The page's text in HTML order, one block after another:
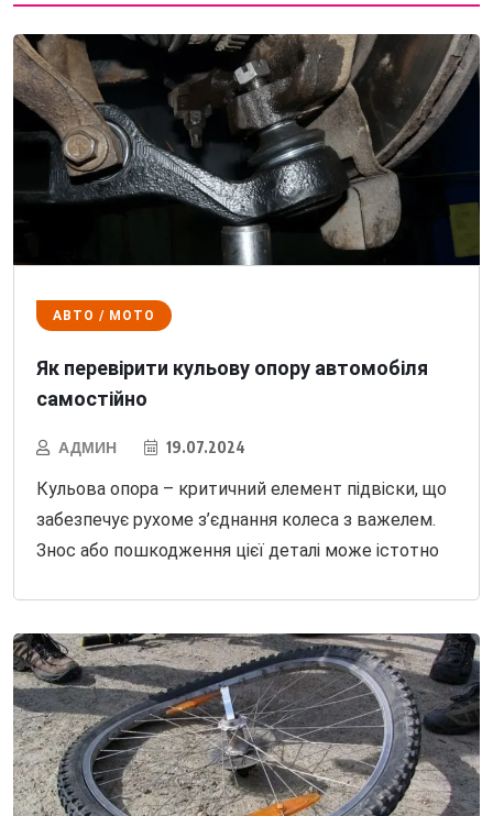
АВТО / МОТО
Як перевірити кульову опору автомобіля
самостійно
АДМИН 19.07.2024
Кульова опора – критичний елемент підвіски, що
забезпечує рухоме з’єднання колеса з важелем.
Знос або пошкодження цієї деталі може істотно